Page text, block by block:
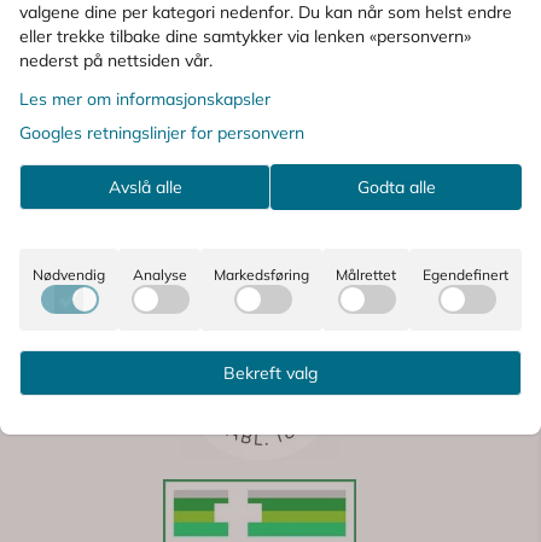
Apotek For Deg
handel sertifisert, og registrert og godkjent hos
Direktoratet for medisinske produkter. Vi har
apotekvarer og legemidler i hele Norge.
© 2026 Apotek For Deg
valgene dine per kategori nedenfor. Du kan når som helst endre
eller trekke tilbake dine samtykker via lenken «personvern»
nederst på nettsiden vår.
Les mer om informasjonskapsler
Googles retningslinjer for personvern
Avslå alle Godta alle
Nødvendig Analyse Markedsføring Målrettet Egendefinert
Bekreft valg